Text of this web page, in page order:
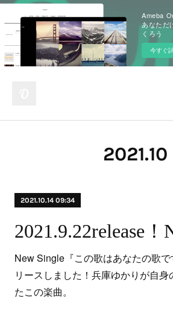
Ameba
あなただ
くろう
今すぐ
2021.10
2021.10.14 09:34
New Single『この歌はあなたの歌
リースしました！兵庫ゆかりが自身
たこの楽曲。